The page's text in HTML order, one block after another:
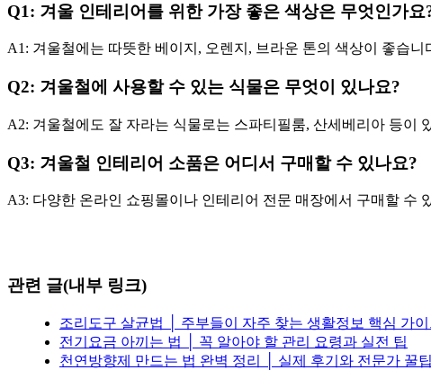
Q1: 겨울 인테리어를 위한 가장 좋은 색상은 무엇인가요
A1: 겨울철에는 따뜻한 베이지, 오렌지, 브라운 톤의 색상이 좋습니
Q2: 겨울철에 사용할 수 있는 식물은 무엇이 있나요?
A2: 겨울철에도 잘 자라는 식물로는 스파티필룸, 산세베리아 등이
Q3: 겨울철 인테리어 소품은 어디서 구매할 수 있나요?
A3: 다양한 온라인 쇼핑몰이나 인테리어 전문 매장에서 구매할 수
관련 글(내부 링크)
조리도구 살균법 │ 주부들이 자주 찾는 생활정보 핵심 가이
전기요금 아끼는 법 │ 꼭 알아야 할 관리 요령과 실전 팁
천연방향제 만드는 법 완벽 정리 │ 실제 후기와 전문가 꿀